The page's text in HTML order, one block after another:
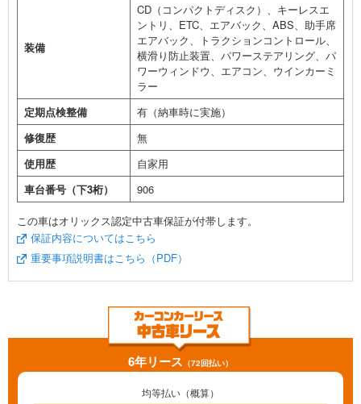
装備
CD（コンパクトディスク）、キーレスエ
ントリ、ETC、エアバック、ABS、助手席
エアバック、トラクションコントロール、
横滑り防止装置、パワーステアリング、パ
ワーウィンドウ、エアコン、ウインカーミ
ラー
定期点検整備
有（納車時に実施）
修復歴
無
使用歴
自家用
車台番号（下3桁）
906
この車はオリックス認定中古車保証が付帯します。
保証内容についてはこちら
重要事項説明書はこちら（PDF）
6年リース （72回払い）
均等払い（概算）